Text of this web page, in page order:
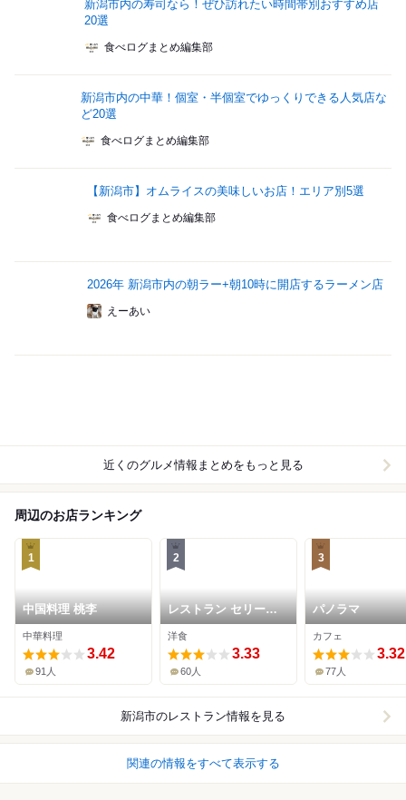
新潟市内の寿司なら！ぜひ訪れたい時間帯別おすすめ店
20選
食べログまとめ編集部
新潟市内の中華！個室・半個室でゆっくりできる人気店な
ど20選
食べログまとめ編集部
【新潟市】オムライスの美味しいお店！エリア別5選
食べログまとめ編集部
2026年 新潟市内の朝ラー+朝10時に開店するラーメン店
えーあい
近くのグルメ情報まとめをもっと見る
周辺のお店ランキング
1
中国料理 桃李
中華料理
3.42
91人
2
レストラン セリーナ
(ホテル日航新潟)
洋食
3.33
60人
3
パノラマ
カフェ
3.32
77人
新潟市のレストラン情報を見る
関連の情報をすべて表示する